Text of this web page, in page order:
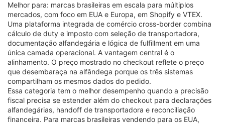
Melhor para: marcas brasileiras em escala para múltiplos
mercados, com foco em EUA e Europa, em Shopify e VTEX.
Uma plataforma integrada de comércio cross-border combina
cálculo de duty e imposto com seleção de transportadora,
documentação alfandegária e lógica de fulfillment em uma
única camada operacional. A vantagem central é o
alinhamento. O preço mostrado no checkout reflete o preço
que desembaraça na alfândega porque os três sistemas
compartilham os mesmos dados do pedido.
Essa categoria tem o melhor desempenho quando a precisão
fiscal precisa se estender além do checkout para declarações
alfandegárias, handoff de transportadora e reconciliação
financeira. Para marcas brasileiras vendendo para os EUA,